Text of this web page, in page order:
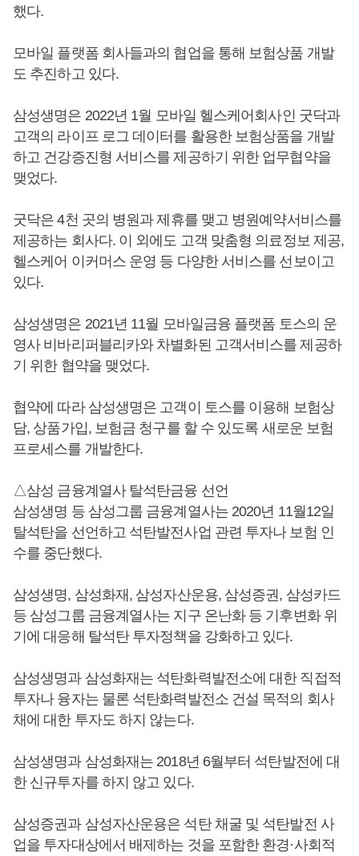
했다.
모바일 플랫폼 회사들과의 협업을 통해 보험상품 개발
도 추진하고 있다.
삼성생명은 2022년 1월 모바일 헬스케어회사인 굿닥과
고객의 라이프 로그 데이터를 활용한 보험상품을 개발
하고 건강증진형 서비스를 제공하기 위한 업무협약을
맺었다.
굿닥은 4천 곳의 병원과 제휴를 맺고 병원예약서비스를
제공하는 회사다. 이 외에도 고객 맞춤형 의료정보 제공,
헬스케어 이커머스 운영 등 다양한 서비스를 선보이고
있다.
삼성생명은 2021년 11월 모바일금융 플랫폼 토스의 운
영사 비바리퍼블리카와 차별화된 고객서비스를 제공하
기 위한 협약을 맺었다.
협약에 따라 삼성생명은 고객이 토스를 이용해 보험상
담, 상품가입, 보험금 청구를 할 수 있도록 새로운 보험
프로세스를 개발한다.
△삼성 금융계열사 탈석탄금융 선언
삼성생명 등 삼성그룹 금융계열사는 2020년 11월12일
탈석탄을 선언하고 석탄발전사업 관련 투자나 보험 인
수를 중단했다.
삼성생명, 삼성화재, 삼성자산운용, 삼성증권, 삼성카드
등 삼성그룹 금융계열사는 지구 온난화 등 기후변화 위
기에 대응해 탈석탄 투자정책을 강화하고 있다.
삼성생명과 삼성화재는 석탄화력발전소에 대한 직접적
투자나 융자는 물론 석탄화력발전소 건설 목적의 회사
채에 대한 투자도 하지 않는다.
삼성생명과 삼성화재는 2018년 6월부터 석탄발전에 대
한 신규투자를 하지 않고 있다.
삼성증권과 삼성자산운용은 석탄 채굴 및 석탄발전 사
업을 투자대상에서 배제하는 것을 포함한 환경·사회적